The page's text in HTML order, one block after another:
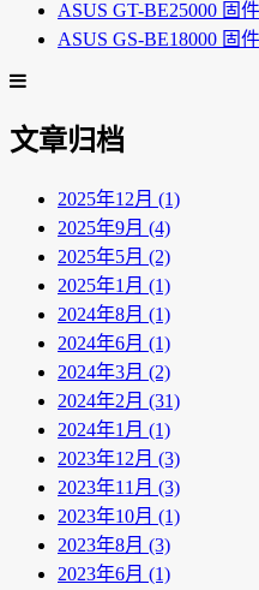
ASUS GT-BE25000 固
ASUS GS-BE18000 固
文章归档
2025年12月 (1)
2025年9月 (4)
2025年5月 (2)
2025年1月 (1)
2024年8月 (1)
2024年6月 (1)
2024年3月 (2)
2024年2月 (31)
2024年1月 (1)
2023年12月 (3)
2023年11月 (3)
2023年10月 (1)
2023年8月 (3)
2023年6月 (1)